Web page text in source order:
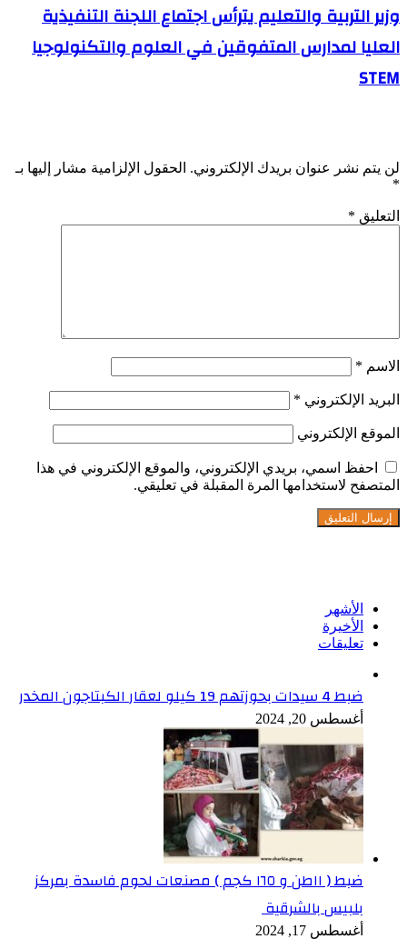
وزير التربية والتعليم يترأس اجتماع اللجنة التنفيذية
العليا لمدارس المتفوقين في العلوم والتكنولوجيا
STEM
لن يتم نشر عنوان بريدك الإلكتروني. الحقول الإلزامية مشار إليها بـ
*
التعليق *
الاسم *
البريد الإلكتروني *
الموقع الإلكتروني
احفظ اسمي، بريدي الإلكتروني، والموقع الإلكتروني في هذا
المتصفح لاستخدامها المرة المقبلة في تعليقي.
الأشهر
الأخيرة
تعليقات
ضبط 4 سيدات بحوزتهم 19 كيلو لعقار الكبتاجون المخدر
أغسطس 20, 2024
ضبط ( ١١طن و ١٦٥ كجم ) مصنعات لحوم فاسدة بمركز
بلبيس بالشرقية
أغسطس 17, 2024